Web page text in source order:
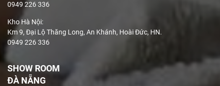
0949 226 336
Kho Hà Nội:
Km 9, Đại Lộ Thăng Long, An Khánh, Hoài Đức, HN.
0949 226 336
SHOW ROOM
ĐÀ NẴNG